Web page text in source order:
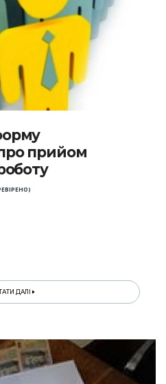
прийом
ДАЛІ